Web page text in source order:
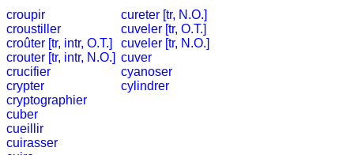
Quiz
de
géographie
Quiz
des
pays
Quiz
des
croupir
croustiller
croûter [tr, intr, O.T.]
crouter [tr, intr, N.O.]
crucifier
crypter
cryptographier
cuber
cueillir
cuirasser
cureter [tr, N.O.]
cuveler [tr, O.T.]
cuveler [tr, N.O.]
cuver
cyanoser
cylindrer